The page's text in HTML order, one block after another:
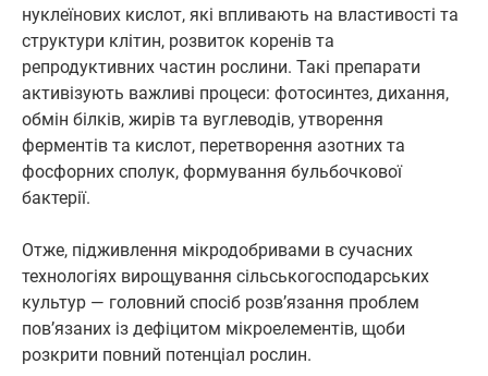
нуклеїнових кислот, які впливають на властивості та
структури клітин, розвиток коренів та
репродуктивних частин рослини. Такі препарати
активізують важливі процеси: фотосинтез, дихання,
обмін білків, жирів та вуглеводів, утворення
ферментів та кислот, перетворення азотних та
фосфорних сполук, формування бульбочкової
бактерії.
Отже, підживлення мікродобривами в сучасних
технологіях вирощування сільськогосподарських
культур — головний спосіб розв’язання проблем
пов’язаних із дефіцитом мікроелементів, щоби
розкрити повний потенціал рослин.